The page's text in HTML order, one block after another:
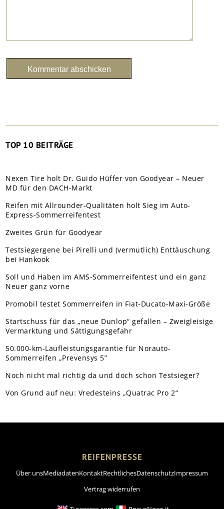
TOP 10 BEITRÄGE
Nexen Tire holt Dr. Guido Hüffer von Goodyear – Neuer
MD für den DACH-Markt
Reifen mit Allrounder-Qualitäten holt Sieg im Auto-
Express-Sommerreifentest
Zweites Grün für Goodyear
Testsiegergene bei Pirelli und (vermutlich) Enttäuschung
bei Hankook
Soll und Haben im AMS-Sommerreifentest und ein ganz
Neuer ganz vorne
Promobil testet Sommerreifen in Fiat-Ducato-Maxi-Größe
Startschuss für das „neue Dunlop“ gefallen – Zweigleisige
Vermarktung und Sättigungsgefahr
50.000-km-Laufleistungsgarantie für Norauto-
Sommerreifen „Prevensys 5”
Noch nicht mal richtig da und doch schon Testsieger?
Von Grund auf neu: Vredesteins „Quatrac Pro 2“
REIFENPRESSE
Über unsMediadatenKontaktRechtlichesDatenschutzImpressum
Vertrag widerrufen